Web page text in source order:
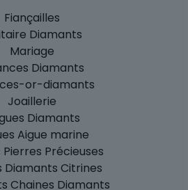
Fiançailles
Diamants
Mariage
Diamants
or-diamants
Joaillerie
Diamants
Aigue marine
Pierres Précieuses
Diamants Citrines
Chaines Diamants